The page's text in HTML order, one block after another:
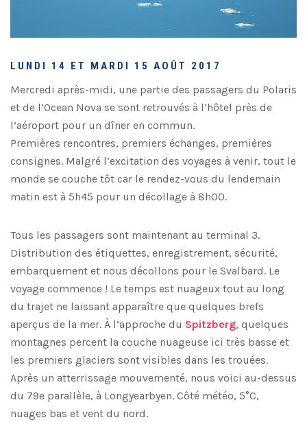
LUNDI 14 ET MARDI 15 AOÛT 2017
Mercredi après-midi, une partie des passagers du Polaris
et de l’Ocean Nova se sont retrouvés à l’hôtel près de
l’aéroport pour un dîner en commun.
Premières rencontres, premiers échanges, premières
consignes. Malgré l’excitation des voyages à venir, tout le
monde se couche tôt car le rendez-vous du lendemain
matin est à 5h45 pour un décollage à 8h00.
Tous les passagers sont maintenant au terminal 3.
Distribution des étiquettes, enregistrement, sécurité,
embarquement et nous décollons pour le Svalbard. Le
voyage commence ! Le temps est nuageux tout au long
du trajet ne laissant apparaître que quelques brefs
aperçus de la mer. À l’approche du Spitzberg, quelques
montagnes percent la couche nuageuse ici très basse et
les premiers glaciers sont visibles dans les trouées.
Après un atterrissage mouvementé, nous voici au-dessus
du 79e parallèle, à Longyearbyen. Côté météo, 5°C,
nuages bas et vent du nord.